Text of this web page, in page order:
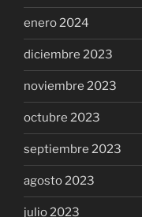
enero 2024
diciembre 2023
noviembre 2023
octubre 2023
septiembre 2023
agosto 2023
julio 2023